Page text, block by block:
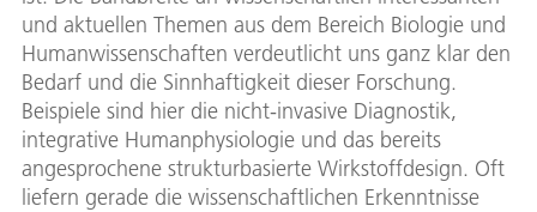
und aktuellen Themen aus dem Bereich Biologie und
Humanwissenschaften verdeutlicht uns ganz klar den
Bedarf und die Sinnhaftigkeit dieser Forschung.
Beispiele sind hier die nicht-invasive Diagnostik,
integrative Humanphysiologie und das bereits
angesprochene strukturbasierte Wirkstoffdesign. Oft
liefern gerade die wissenschaftlichen Erkenntnisse